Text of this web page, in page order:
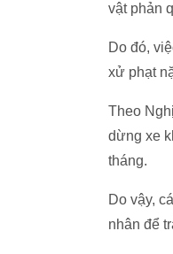
vật phản
Do đó,
xử phạt
Theo
dừng xe
tháng.
Do vậy,
nhân để